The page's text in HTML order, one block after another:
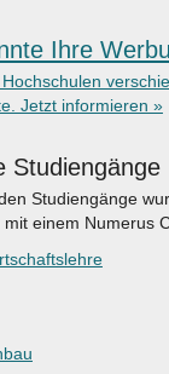
Ihre
Jetzt informieren »
Studiengänge
Studiengänge
mit einem Numerus